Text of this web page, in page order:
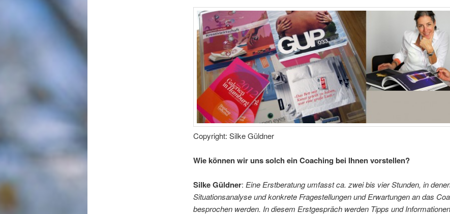
Copyright: Silke Güldner
Wie können wir uns solch ein Coaching bei Ihnen vorstellen?
Silke Güldner: Eine Erstberatung umfasst ca. zwei bis vier Stunden, in
Situationsanalyse und konkrete Fragestellungen und Erwartungen an das
besprochen werden. In diesem Erstgespräch werden Tipps und